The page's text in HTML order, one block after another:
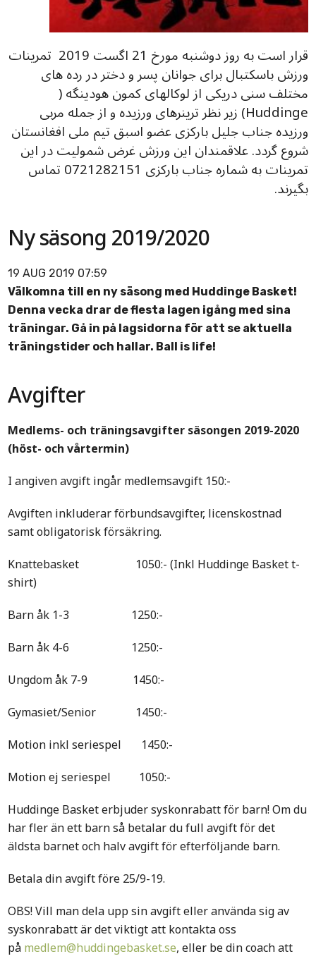
قرار است به روز دوشنبه مورخ 21 اگست 2019 تمرینات
ورزش باسکتبال برای جوانان پسر و دختر در رده های
مختلف سنی دریکی از لوکالهای کمون هودینگه (
Huddinge) زیر نظر ترینرهای ورزیده و از جمله مربی
ورزیده جناب جلیل بارکزی عضو اسبق تیم ملی افغانستان
شروع گردد. علاقمندان این ورزش غرض شمولیت در این
تمرینات به شماره جناب بارکزی 0721282151 تماس
بگیرند.
Ny säsong 2019/2020
19 AUG 2019 07:59
Välkomna till en ny säsong med Huddinge Basket!
Denna vecka drar de flesta lagen igång med sina
träningar. Gå in på lagsidorna för att se aktuella
träningstider och hallar. Ball is life!
Avgifter
Medlems- och träningsavgifter säsongen 2019-2020
(höst- och vårtermin)
I angiven avgift ingår medlemsavgift 150:-
Avgiften inkluderar förbundsavgifter, licenskostnad
samt obligatorisk försäkring.
Knattebasket 1050:- (Inkl Huddinge Basket t-
shirt)
Barn åk 1-3 1250:-
Barn åk 4-6 1250:-
Ungdom åk 7-9 1450:-
Gymasiet/Senior 1450:-
Motion inkl seriespel 1450:-
Motion ej seriespel 1050:-
Huddinge Basket erbjuder syskonrabatt för barn! Om du
har fler än ett barn så betalar du full avgift för det
äldsta barnet och halv avgift för efterföljande barn.
Betala din avgift före 25/9-19.
OBS! Vill man dela upp sin avgift eller använda sig av
syskonrabatt är det viktigt att kontakta oss
påmedlem@huddingebasket.se, eller be din coach att